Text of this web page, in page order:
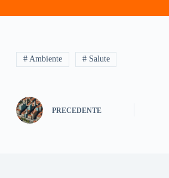
# Ambiente # Salute
PRECEDENTE